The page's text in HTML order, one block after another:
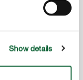
Show details